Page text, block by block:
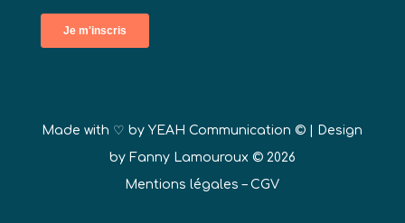
Made with ♡ byYEAH Communication © | Design
by Fanny Lamouroux © 2026
Mentions légales –CGV